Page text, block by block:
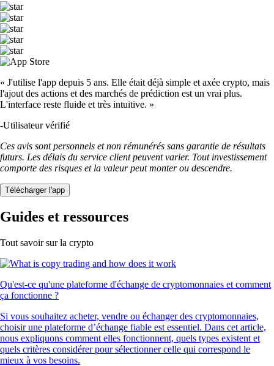
« J'utilise l'app depuis 5 ans. Elle était déjà simple et axée crypto, mais
l'ajout des actions et des marchés de prédiction est un vrai plus.
L'interface reste fluide et très intuitive. »
-Utilisateur vérifié
Ces avis sont personnels et non rémunérés sans garantie de résultats
futurs. Les délais du service client peuvent varier. Tout investissement
comporte des risques et la valeur peut monter ou descendre.
Télécharger l'app
Guides et ressources
Tout savoir sur la crypto
Qu'est-ce qu'une plateforme d'échange de cryptomonnaies et comment
ça fonctionne ?
Si vous souhaitez acheter, vendre ou échanger des cryptomonnaies,
choisir une plateforme d’échange fiable est essentiel. Dans cet article,
nous expliquons comment elles fonctionnent, quels types existent et
quels critères considérer pour sélectionner celle qui correspond le
mieux à vos besoins.